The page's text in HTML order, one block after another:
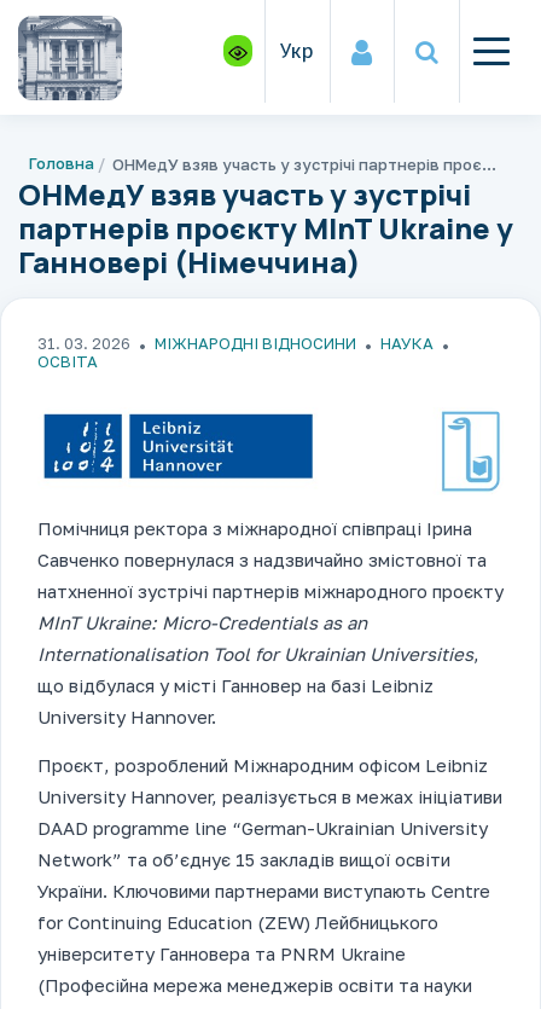
Укр
Головна ОНМедУ взяв участь у зустрічі партнерів проєкту MInT Ukraine у Ганновері (Німеччина)
ОНМедУ взяв участь у зустрічі
партнерів проєкту MInT Ukraine у
Ганновері (Німеччина)
31. 03. 2026 МІЖНАРОДНІ ВІДНОСИНИ
НАУКА
ОСВІТА
Помічниця ректора з міжнародної співпраці Ірина
Савченко повернулася з надзвичайно змістовної та
натхненної зустрічі партнерів міжнародного проєкту
MInT Ukraine: Micro-Credentials as an
Internationalisation Tool for Ukrainian Universities,
що відбулася у місті Ганновер на базі Leibniz
University Hannover.
Проєкт, розроблений Міжнародним офісом Leibniz
University Hannover, реалізується в межах ініціативи
DAAD programme line “German-Ukrainian University
Network” та об’єднує 15 закладів вищої освіти
України. Ключовими партнерами виступають Centre
for Continuing Education (ZEW) Лейбницького
університету Ганновера та PNRM Ukraine
(Професійна мережа менеджерів освіти та науки